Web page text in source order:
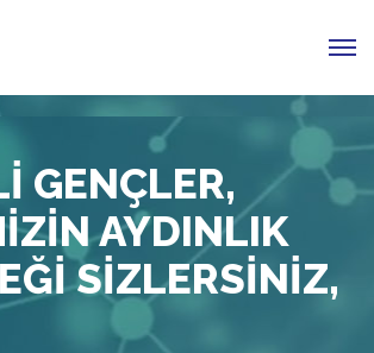
GENÇLER,
AYDINLIK
SİZLERSİNİZ,